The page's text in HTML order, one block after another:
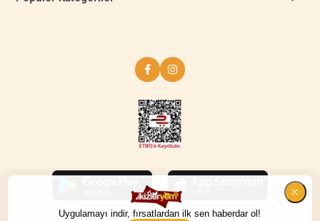
Uygulamayı indir, fırsatlardan ilk sen haberdar ol!